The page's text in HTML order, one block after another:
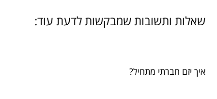
שאלות ותשובות שמבקשות לדעת עוד:
איך יזם חברתי מתחיל?